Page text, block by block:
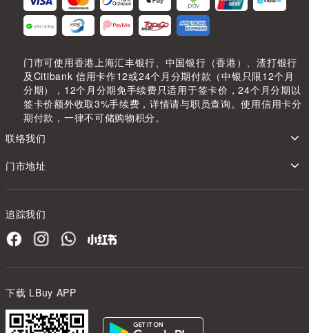
门市可使用香港上海汇丰银行、中国银行（香港）、渣打银行
及Citibank 信用卡作12或24个月分期付款（中银只限12个月
分期），12个月分期免手续费只适用于签卡价，24个月分期以
签卡价额外收取3%手续费，详情请与职员查询。使用信用卡分
期付款，一律不可储购物积分。
联络我们
门市地址
追踪我们
下载 LBuy APP